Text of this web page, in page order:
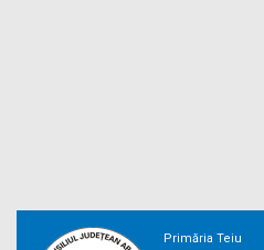
Primăria Teiu